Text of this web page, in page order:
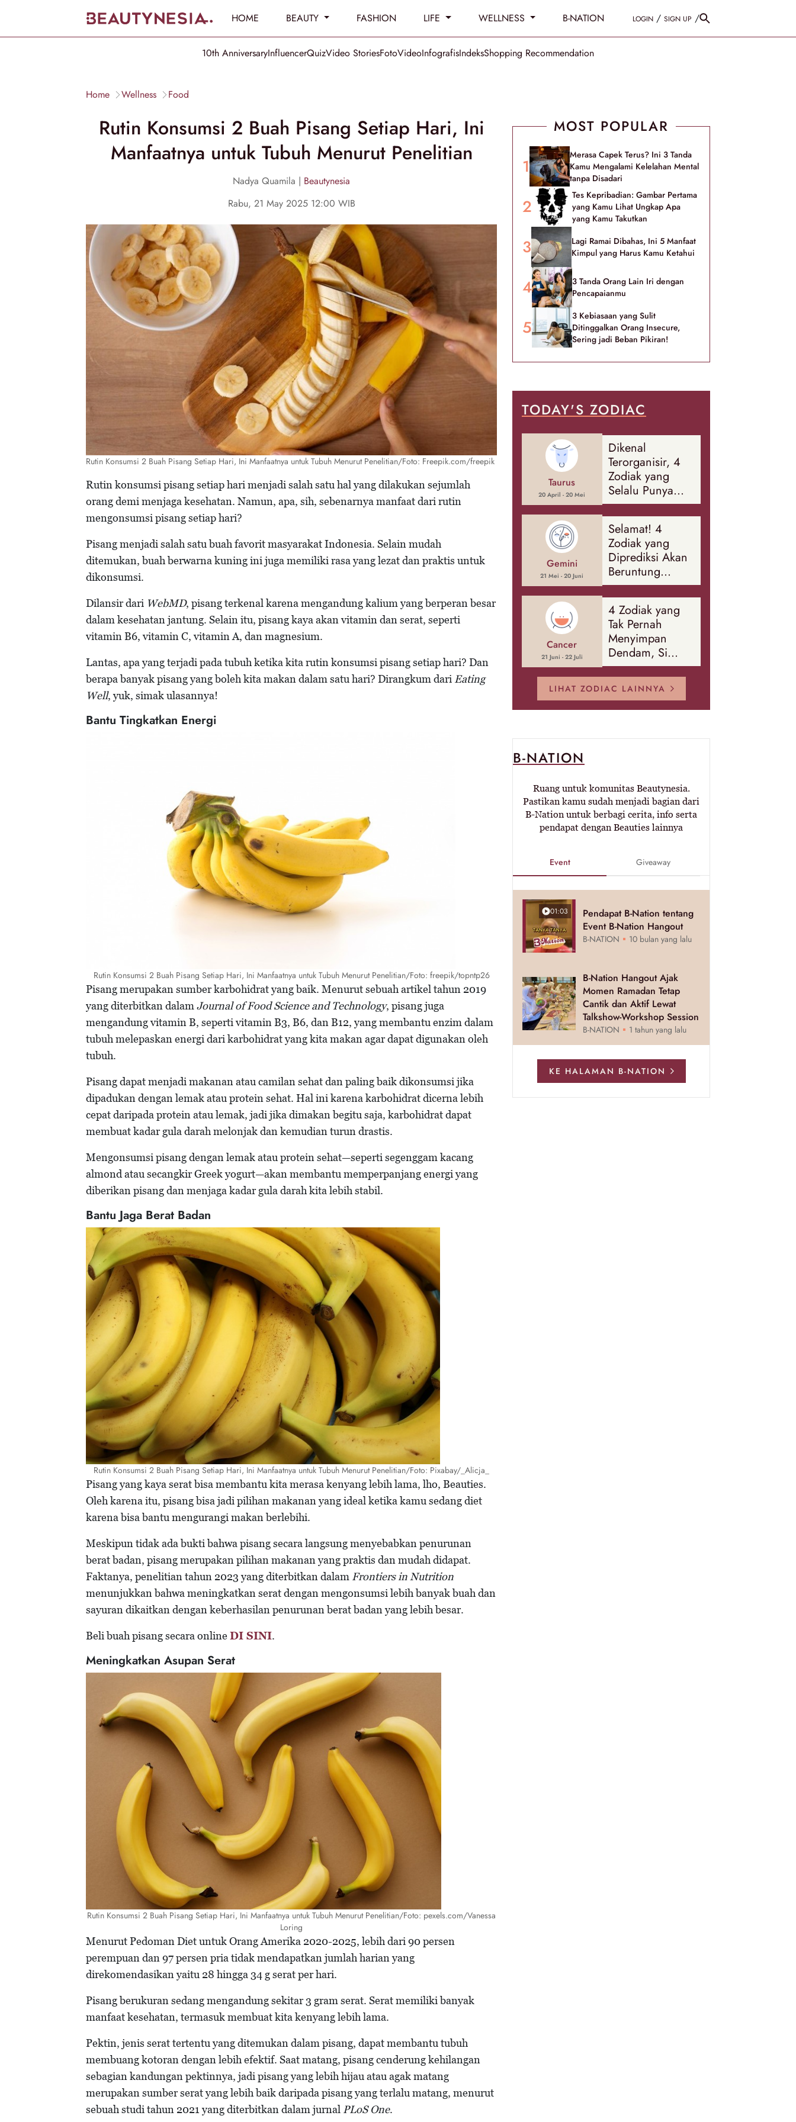
HOME BEAUTY FASHION LIFE WELLNESS B-NATION LOGIN / SIGN UP /
10th AnniversaryInfluencerQuizVideo StoriesFotoVideoInfografisIndeksShopping Recommendation
Home Wellness Food
Rutin Konsumsi 2 Buah Pisang Setiap Hari, Ini
Manfaatnya untuk Tubuh Menurut Penelitian
Nadya Quamila | Beautynesia
Rabu, 21 May 2025 12:00 WIB
Rutin Konsumsi 2 Buah Pisang Setiap Hari, Ini Manfaatnya untuk Tubuh Menurut Penelitian/Foto: Freepik.com/freepik
Rutin konsumsi pisang setiap hari menjadi salah satu hal yang dilakukan sejumlah
orang demi menjaga kesehatan. Namun, apa, sih, sebenarnya manfaat dari rutin
mengonsumsi pisang setiap hari?
Pisang menjadi salah satu buah favorit masyarakat Indonesia. Selain mudah
ditemukan, buah berwarna kuning ini juga memiliki rasa yang lezat dan praktis untuk
dikonsumsi.
Dilansir dari WebMD, pisang terkenal karena mengandung kalium yang berperan besar
dalam kesehatan jantung. Selain itu, pisang kaya akan vitamin dan serat, seperti
vitamin B6, vitamin C, vitamin A, dan magnesium.
Lantas, apa yang terjadi pada tubuh ketika kita rutin konsumsi pisang setiap hari? Dan
berapa banyak pisang yang boleh kita makan dalam satu hari? Dirangkum dariEating
Well, yuk, simak ulasannya!
Bantu Tingkatkan Energi
Rutin Konsumsi 2 Buah Pisang Setiap Hari, Ini Manfaatnya untuk Tubuh Menurut Penelitian/Foto: freepik/topntp26
Pisang merupakan sumber karbohidrat yang baik. Menurut sebuah artikel tahun 2019
yang diterbitkan dalamJournal of Food Science and Technology, pisang juga
mengandung vitamin B, seperti vitamin B3, B6, dan B12, yang membantu enzim dalam
tubuh melepaskan energi dari karbohidrat yang kita makan agar dapat digunakan oleh
tubuh.
Pisang dapat menjadi makanan atau camilan sehat dan paling baik dikonsumsi jika
dipadukan dengan lemak atau protein sehat. Hal ini karena karbohidrat dicerna lebih
cepat daripada protein atau lemak, jadi jika dimakan begitu saja, karbohidrat dapat
membuat kadar gula darah melonjak dan kemudian turun drastis.
Mengonsumsi pisang dengan lemak atau protein sehat—seperti segenggam kacang
almond atau secangkir Greek yogurt—akan membantu memperpanjang energi yang
diberikan pisang dan menjaga kadar gula darah kita lebih stabil.
Bantu Jaga Berat Badan
Rutin Konsumsi 2 Buah Pisang Setiap Hari, Ini Manfaatnya untuk Tubuh Menurut Penelitian/Foto: Pixabay/_Alicja_
Pisang yang kaya serat bisa membantu kita merasa kenyang lebih lama, lho, Beauties.
Oleh karena itu, pisang bisa jadi pilihan makanan yang ideal ketika kamu sedang diet
karena bisa bantu mengurangi makan berlebihi.
Meskipun tidak ada bukti bahwa pisang secara langsung menyebabkan penurunan
berat badan, pisang merupakan pilihan makanan yang praktis dan mudah didapat.
Faktanya, penelitian tahun 2023 yang diterbitkan dalamFrontiers in Nutrition
menunjukkan bahwa meningkatkan serat dengan mengonsumsi lebih banyak buah dan
sayuran dikaitkan dengan keberhasilan penurunan berat badan yang lebih besar.
Beli buah pisang secara onlineDI SINI.
Meningkatkan Asupan Serat
Rutin Konsumsi 2 Buah Pisang Setiap Hari, Ini Manfaatnya untuk Tubuh Menurut Penelitian/Foto: pexels.com/Vanessa
Loring
Menurut Pedoman Diet untuk Orang Amerika 2020-2025, lebih dari 90 persen
perempuan dan 97 persen pria tidak mendapatkan jumlah harian yang
direkomendasikan yaitu 28 hingga 34 g serat per hari.
Pisang berukuran sedang mengandung sekitar 3 gram serat. Serat memiliki banyak
manfaat kesehatan, termasuk membuat kita kenyang lebih lama.
Pektin, jenis serat tertentu yang ditemukan dalam pisang, dapat membantu tubuh
membuang kotoran dengan lebih efektif. Saat matang, pisang cenderung kehilangan
sebagian kandungan pektinnya, jadi pisang yang lebih hijau atau agak matang
merupakan sumber serat yang lebih baik daripada pisang yang terlalu matang, menurut
sebuah studi tahun 2021 yang diterbitkan dalam jurnal PLoS One.
MOST POPULAR
Merasa Capek Terus? Ini 3 Tanda
Kamu Mengalami Kelelahan Mental
tanpa Disadari
Tes Kepribadian: Gambar Pertama
yang Kamu Lihat Ungkap Apa
yang Kamu Takutkan
Lagi Ramai Dibahas, Ini 5 Manfaat
Kimpul yang Harus Kamu Ketahui
3 Tanda Orang Lain Iri dengan
Pencapaianmu
3 Kebiasaan yang Sulit
Ditinggalkan Orang Insecure,
Sering jadi Beban Pikiran!
TODAY'S ZODIAC
Taurus
20 April - 20 Mei
Dikenal
Terorganisir, 4
Zodiak yang
Selalu Punya
Rencana
Cadangan Soal
Banyak Hal
Gemini
21 Mei - 20 Juni
Selamat! 4
Zodiak yang
Diprediksi Akan
Beruntung
Sepanjang
Agustus 2026
Cancer
21 Juni - 22 Juli
4 Zodiak yang
Tak Pernah
Menyimpan
Dendam, Si
Paling Mudah
Memaafkan!
LIHAT ZODIAC LAINNYA
B-NATION
Ruang untuk komunitas Beautynesia.
Pastikan kamu sudah menjadi bagian dari
B-Nation untuk berbagi cerita, info serta
pendapat dengan Beauties lainnya
Event Giveaway
01:03
Pendapat B-Nation tentang
Event B-Nation Hangout
B-NATION 10 bulan yang lalu
B-Nation Hangout Ajak
Momen Ramadan Tetap
Cantik dan Aktif Lewat
Talkshow-Workshop Session
B-NATION 1 tahun yang lalu
KE HALAMAN B-NATION